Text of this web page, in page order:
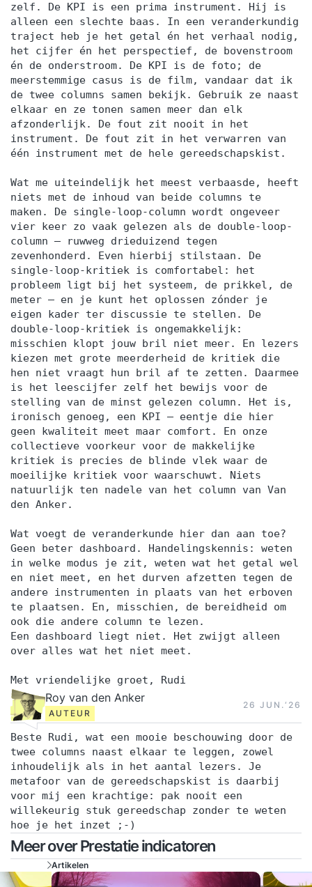
zelf. De KPI is een prima instrument. Hij is
alleen een slechte baas. In een veranderkundig
traject heb je het getal én het verhaal nodig,
het cijfer én het perspectief, de bovenstroom
én de onderstroom. De KPI is de foto; de
meerstemmige casus is de film, vandaar dat ik
de twee columns samen bekijk. Gebruik ze naast
elkaar en ze tonen samen meer dan elk
afzonderlijk. De fout zit nooit in het
instrument. De fout zit in het verwarren van
één instrument met de hele gereedschapskist.
Wat me uiteindelijk het meest verbaasde, heeft
niets met de inhoud van beide columns te
maken. De single-loop-column wordt ongeveer
vier keer zo vaak gelezen als de double-loop-
column — ruwweg drieduizend tegen
zevenhonderd. Even hierbij stilstaan. De
single-loop-kritiek is comfortabel: het
probleem ligt bij het systeem, de prikkel, de
meter — en je kunt het oplossen zónder je
eigen kader ter discussie te stellen. De
double-loop-kritiek is ongemakkelijk:
misschien klopt jouw bril niet meer. En lezers
kiezen met grote meerderheid de kritiek die
hen niet vraagt hun bril af te zetten. Daarmee
is het leescijfer zelf het bewijs voor de
stelling van de minst gelezen column. Het is,
ironisch genoeg, een KPI — eentje die hier
geen kwaliteit meet maar comfort. En onze
collectieve voorkeur voor de makkelijke
kritiek is precies de blinde vlek waar de
moeilijke kritiek voor waarschuwt. Niets
natuurlijk ten nadele van het column van Van
den Anker.
Wat voegt de veranderkunde hier dan aan toe?
Geen beter dashboard. Handelingskennis: weten
in welke modus je zit, weten wat het getal wel
en niet meet, en het durven afzetten tegen de
andere instrumenten in plaats van het erboven
te plaatsen. En, misschien, de bereidheid om
ook die andere column te lezen.
Een dashboard liegt niet. Het zwijgt alleen
over alles wat het niet meet.
Met vriendelijke groet, Rudi
Roy van den Anker
AUTEUR
26 JUN.‘26
Beste Rudi, wat een mooie beschouwing door de
twee columns naast elkaar te leggen, zowel
inhoudelijk als in het aantal lezers. Je
metafoor van de gereedschapskist is daarbij
voor mij een krachtige: pak nooit een
willekeurig stuk gereedschap zonder te weten
hoe je het inzet ;-)
Meer over Prestatie indicatoren
Artikelen